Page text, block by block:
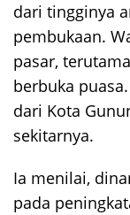
dari tingginya
pembukaan.
pasar,
berbuka
dari Kota
sekitarnya.
Ia menilai,
pada